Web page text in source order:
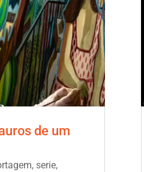
de um
, serie,